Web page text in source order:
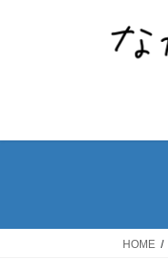
ス
ン
HOME